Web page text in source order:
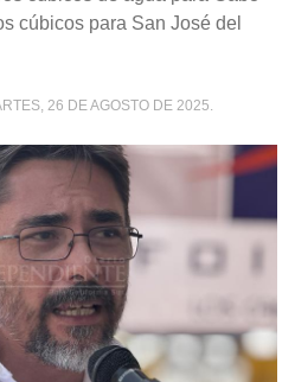
cúbicos para San José del
26 DE AGOSTO DE 2025.